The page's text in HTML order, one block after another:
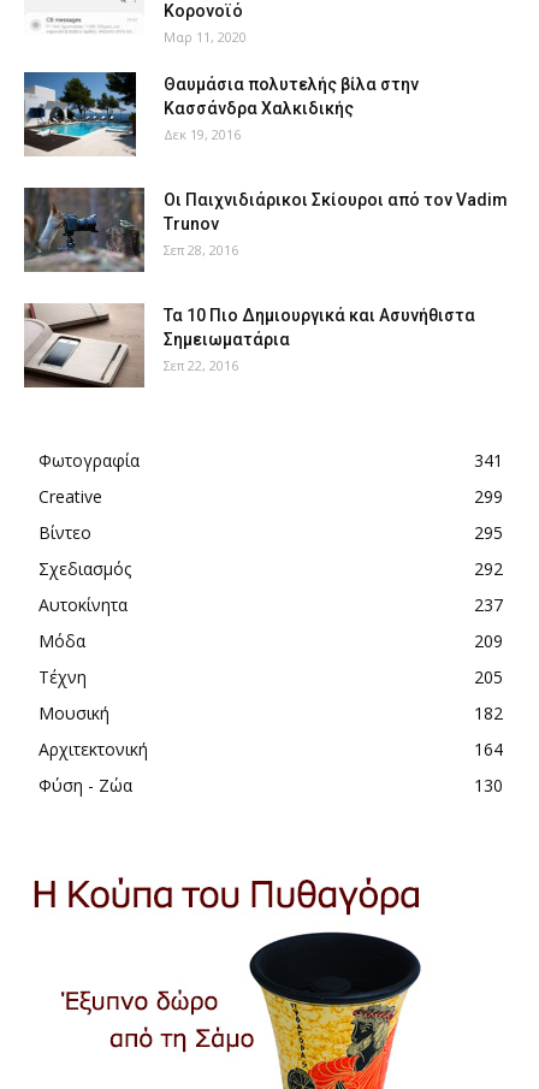
Κορονοϊό
Μαρ 11, 2020
Θαυμάσια πολυτελής βίλα στην
Κασσάνδρα Χαλκιδικής
Δεκ 19, 2016
Οι Παιχνιδιάρικοι Σκίουροι από τον Vadim
Trunov
Σεπ 28, 2016
Τα 10 Πιο Δημιουργικά και Ασυνήθιστα
Σημειωματάρια
Σεπ 22, 2016
Φωτογραφία
341
Creative
299
Βίντεο
295
Σχεδιασμός
292
Αυτοκίνητα
237
Μόδα
209
Τέχνη
205
Μουσική
182
Αρχιτεκτονική
164
Φύση - Ζώα
130